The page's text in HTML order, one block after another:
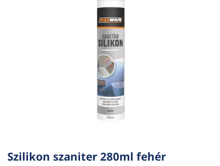
Szilikon szaniter 280ml fehér